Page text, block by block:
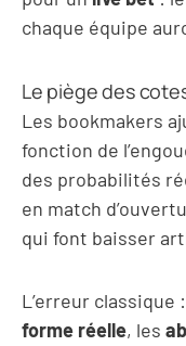
chaque équipe
Le piège des
Les bookmakers
fonction de
des probabilités
en match
qui font baisser
L’erreur
forme réelle, les